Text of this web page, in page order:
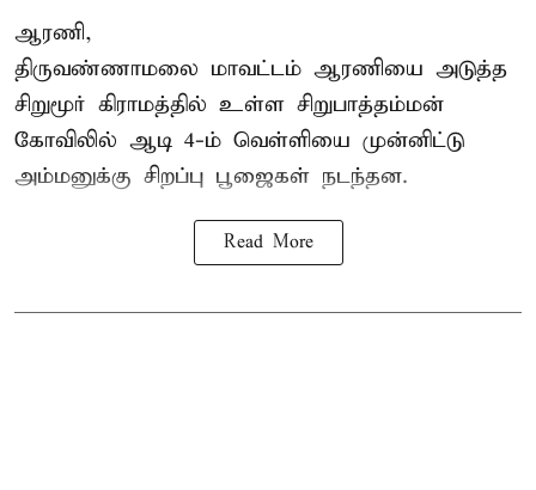
ஆரணி,
திருவண்ணாமலை மாவட்டம் ஆரணியை அடுத்த
சிறுமூர் கிராமத்தில் உள்ள சிறுபாத்தம்மன்
கோவிலில் ஆடி 4-ம் வெள்ளியை முன்னிட்டு
அம்மனுக்கு சிறப்பு பூஜைகள் நடந்தன.
Read More